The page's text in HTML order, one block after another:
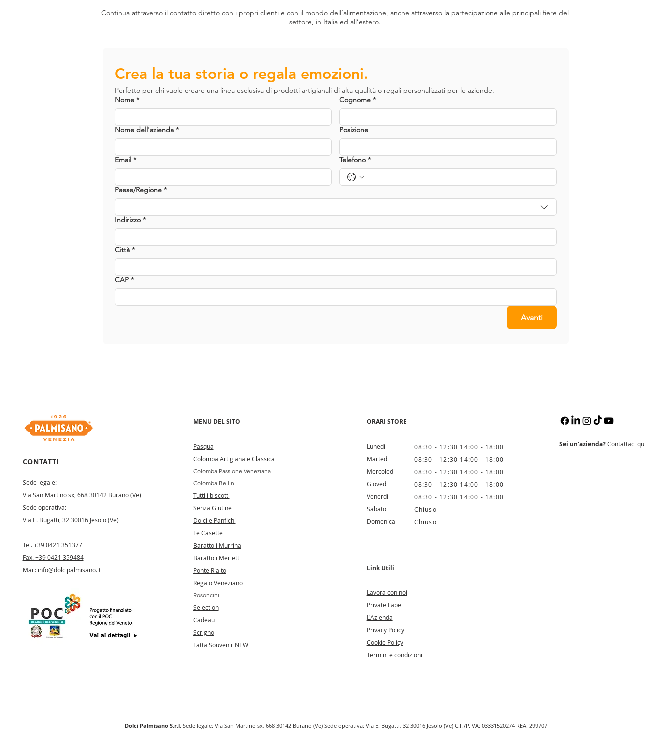
Continua attraverso il contatto diretto con i propri clienti e con il mondo dell’alimentazione, anche attraverso la partecipazione alle principali fiere del
settore, in Italia ed all’estero.
Crea la tua storia o regala emozioni.
Perfetto per chi vuole creare una linea esclusiva di prodotti artigianali di alta qualità o regali personalizzati per le aziende.
Nome * Cognome *
Nome dell'azienda * Posizione
Email * Telefono *
Indirizzo su più righe
Paese/Regione *
Indirizzo *
Città *
CAP *
Avanti
CONTATTI
Sede legale:
Via San Martino sx, 668 30142 Burano (Ve)
Sede operativa:
Via E. Bugatti, 32 30016 Jesolo (Ve)
Tel. +39 0421 351377
Fax. +39 0421 359484
Mail: info@dolcipalmisano.it
MENU DEL SITO
Pasqua
Colomba Artigianale Classica
Colomba Passione Veneziana
Colomba Bellini
Tutti i biscotti
Senza Glutine
Dolci e Panfichi
Le Casette
Barattoli Murrina
Barattoli Merletti
Ponte Rialto
Regalo Veneziano
Rosoncini
Selection
Cadeau
Scrigno
Latta Souvenir NEW
ORARI STORE
Lunedi
Martedi
Mercoledi
Giovedi
Venerdi
Sabato
Domenica
08:30 - 12:30 14:00 - 18:00
08:30 - 12:30 14:00 - 18:00
08:30 - 12:30 14:00 - 18:00
08:30 - 12:30 14:00 - 18:00
08:30 - 12:30 14:00 - 18:00
Chiuso
Chiuso
Link Utili
Lavora con noi
Private Label
L'Azienda
Privacy Policy
Cookie Policy
Termini e condizioni
Sei un'azienda? Contattaci qui
Dolci Palmisano S.r.l. Sede legale: Via San Martino sx, 668 30142 Burano (Ve) Sede operativa: Via E. Bugatti, 32 30016 Jesolo (Ve) C.F./P.IVA: 03331520274 REA: 299707